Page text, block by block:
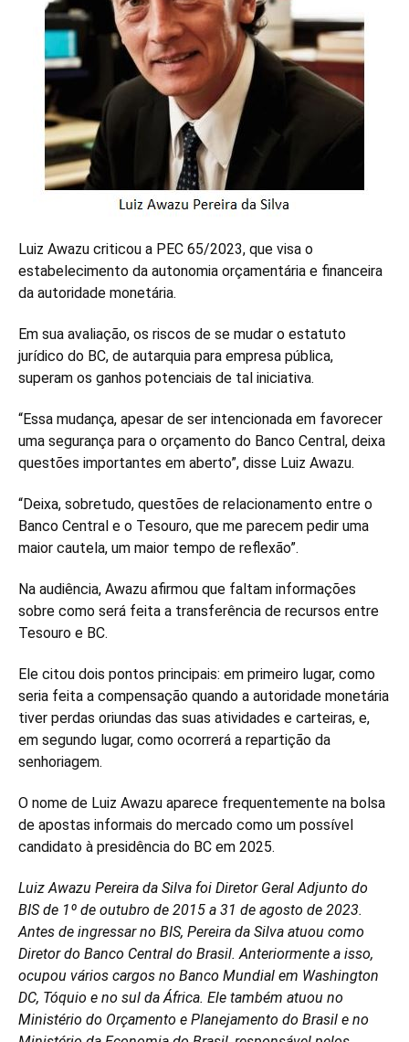
Luiz Awazu criticou a PEC 65/2023, que visa o
estabelecimento da autonomia orçamentária e financeira
da autoridade monetária.
Em sua avaliação, os riscos de se mudar o estatuto
jurídico do BC, de autarquia para empresa pública,
superam os ganhos potenciais de tal iniciativa.
“Essa mudança, apesar de ser intencionada em favorecer
uma segurança para o orçamento do Banco Central, deixa
questões importantes em aberto”, disse Luiz Awazu.
“Deixa, sobretudo, questões de relacionamento entre o
Banco Central e o Tesouro, que me parecem pedir uma
maior cautela, um maior tempo de reflexão”.
Na audiência, Awazu afirmou que faltam informações
sobre como será feita a transferência de recursos entre
Tesouro e BC.
Ele citou dois pontos principais: em primeiro lugar, como
seria feita a compensação quando a autoridade monetária
tiver perdas oriundas das suas atividades e carteiras, e,
em segundo lugar, como ocorrerá a repartição da
senhoriagem.
O nome de Luiz Awazu aparece frequentemente na bolsa
de apostas informais do mercado como um possível
candidato à presidência do BC em 2025.
Luiz Awazu Pereira da Silva foi Diretor Geral Adjunto do
BIS de 1º de outubro de 2015 a 31 de agosto de 2023.
Antes de ingressar no BIS, Pereira da Silva atuou como
Diretor do Banco Central do Brasil. Anteriormente a isso,
ocupou vários cargos no Banco Mundial em Washington
DC, Tóquio e no sul da África. Ele também atuou no
Ministério do Orçamento e Planejamento do Brasil e no